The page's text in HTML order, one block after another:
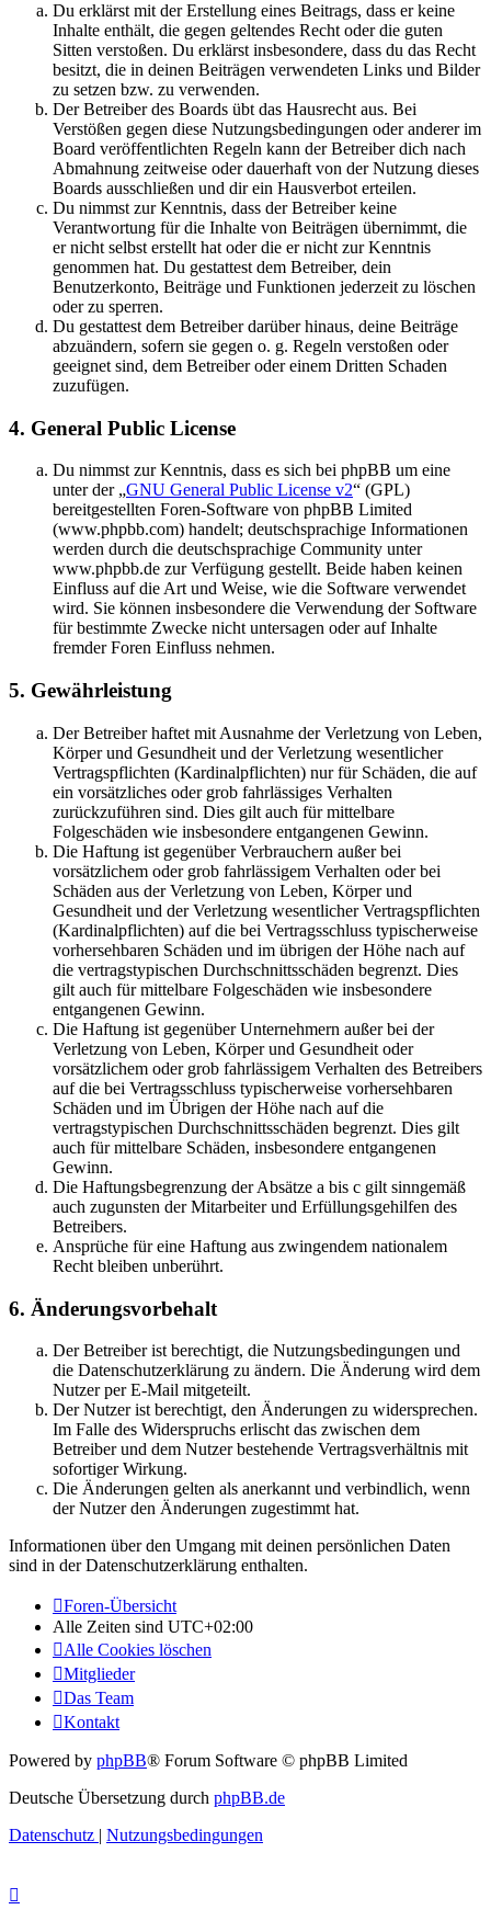
Du erklärst mit der Erstellung eines Beitrags, dass er keine
Inhalte enthält, die gegen geltendes Recht oder die guten
Sitten verstoßen. Du erklärst insbesondere, dass du das Recht
besitzt, die in deinen Beiträgen verwendeten Links und Bilder
zu setzen bzw. zu verwenden.
Der Betreiber des Boards übt das Hausrecht aus. Bei
Verstößen gegen diese Nutzungsbedingungen oder anderer im
Board veröffentlichten Regeln kann der Betreiber dich nach
Abmahnung zeitweise oder dauerhaft von der Nutzung dieses
Boards ausschließen und dir ein Hausverbot erteilen.
Du nimmst zur Kenntnis, dass der Betreiber keine
Verantwortung für die Inhalte von Beiträgen übernimmt, die
er nicht selbst erstellt hat oder die er nicht zur Kenntnis
genommen hat. Du gestattest dem Betreiber, dein
Benutzerkonto, Beiträge und Funktionen jederzeit zu löschen
oder zu sperren.
Du gestattest dem Betreiber darüber hinaus, deine Beiträge
abzuändern, sofern sie gegen o. g. Regeln verstoßen oder
geeignet sind, dem Betreiber oder einem Dritten Schaden
zuzufügen.
4. General Public License
Du nimmst zur Kenntnis, dass es sich bei phpBB um eine
unter der „GNU General Public License v2“ (GPL)
bereitgestellten Foren-Software von phpBB Limited
(www.phpbb.com) handelt; deutschsprachige Informationen
werden durch die deutschsprachige Community unter
www.phpbb.de zur Verfügung gestellt. Beide haben keinen
Einfluss auf die Art und Weise, wie die Software verwendet
wird. Sie können insbesondere die Verwendung der Software
für bestimmte Zwecke nicht untersagen oder auf Inhalte
fremder Foren Einfluss nehmen.
5. Gewährleistung
Der Betreiber haftet mit Ausnahme der Verletzung von Leben,
Körper und Gesundheit und der Verletzung wesentlicher
Vertragspflichten (Kardinalpflichten) nur für Schäden, die auf
ein vorsätzliches oder grob fahrlässiges Verhalten
zurückzuführen sind. Dies gilt auch für mittelbare
Folgeschäden wie insbesondere entgangenen Gewinn.
Die Haftung ist gegenüber Verbrauchern außer bei
vorsätzlichem oder grob fahrlässigem Verhalten oder bei
Schäden aus der Verletzung von Leben, Körper und
Gesundheit und der Verletzung wesentlicher Vertragspflichten
(Kardinalpflichten) auf die bei Vertragsschluss typischerweise
vorhersehbaren Schäden und im übrigen der Höhe nach auf
die vertragstypischen Durchschnittsschäden begrenzt. Dies
gilt auch für mittelbare Folgeschäden wie insbesondere
entgangenen Gewinn.
Die Haftung ist gegenüber Unternehmern außer bei der
Verletzung von Leben, Körper und Gesundheit oder
vorsätzlichem oder grob fahrlässigem Verhalten des Betreibers
auf die bei Vertragsschluss typischerweise vorhersehbaren
Schäden und im Übrigen der Höhe nach auf die
vertragstypischen Durchschnittsschäden begrenzt. Dies gilt
auch für mittelbare Schäden, insbesondere entgangenen
Gewinn.
Die Haftungsbegrenzung der Absätze a bis c gilt sinngemäß
auch zugunsten der Mitarbeiter und Erfüllungsgehilfen des
Betreibers.
Ansprüche für eine Haftung aus zwingendem nationalem
Recht bleiben unberührt.
6. Änderungsvorbehalt
Der Betreiber ist berechtigt, die Nutzungsbedingungen und
die Datenschutzerklärung zu ändern. Die Änderung wird dem
Nutzer per E-Mail mitgeteilt.
Der Nutzer ist berechtigt, den Änderungen zu widersprechen.
Im Falle des Widerspruchs erlischt das zwischen dem
Betreiber und dem Nutzer bestehende Vertragsverhältnis mit
sofortiger Wirkung.
Die Änderungen gelten als anerkannt und verbindlich, wenn
der Nutzer den Änderungen zugestimmt hat.
Informationen über den Umgang mit deinen persönlichen Daten
sind in der Datenschutzerklärung enthalten.
Foren-Übersicht
Alle Zeiten sind UTC+02:00
Alle Cookies löschen
Mitglieder
Das Team
Kontakt
Powered by phpBB® Forum Software © phpBB Limited
Deutsche Übersetzung durch phpBB.de
Datenschutz | Nutzungsbedingungen